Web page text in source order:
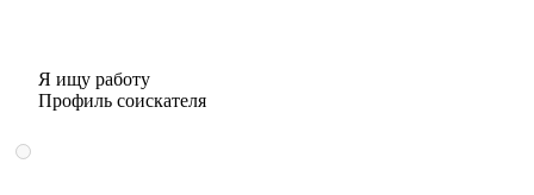
Я ищу работу
Профиль соискателя